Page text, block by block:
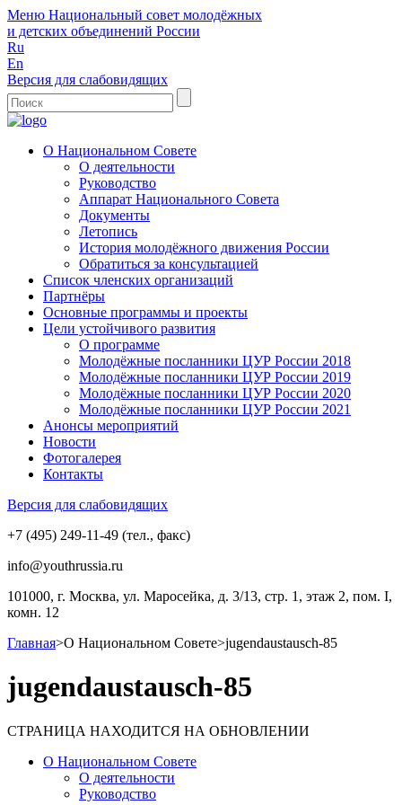
Меню Национальный совет молодёжных
и детских объединений России
Ru
En
Версия для слабовидящих
О Национальном Совете
О деятельности
Руководство
Аппарат Национального Совета
Документы
Летопись
История молодёжного движения России
Обратиться за консультацией
Список членских организаций
Партнёры
Основные программы и проекты
Цели устойчивого развития
О программе
Молодёжные посланники ЦУР России 2018
Молодёжные посланники ЦУР России 2019
Молодёжные посланники ЦУР России 2020
Молодёжные посланники ЦУР России 2021
Анонсы мероприятий
Новости
Фотогалерея
Контакты
Версия для слабовидящих
+7 (495) 249-11-49 (тел., факс)
info@youthrussia.ru
101000, г. Москва, ул. Маросейка, д. 3/13, стр. 1, этаж 2, пом. I,
комн. 12
Главная>О Национальном Совете>jugendaustausch-85
jugendaustausch-85
СТРАНИЦА НАХОДИТСЯ НА ОБНОВЛЕНИИ
О Национальном Совете
О деятельности
Руководство